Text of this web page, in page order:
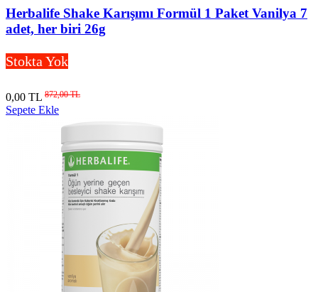
Herbalife Shake Karışımı Formül 1 Paket Vanilya 7
adet, her biri 26g
Stokta Yok
0,00 TL 872,00 TL
Sepete Ekle